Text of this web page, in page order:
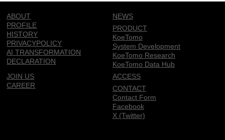
ABOUT
PROFILE
HISTORY
PRIVACYPOLICY
AI TRANSFORMATION
DECLARATION
NEWS
PRODUCT
KoeTomo
System Development
KoeTomo Research
KoeTomo Data Hub
JOIN US
CAREER
ACCESS
CONTACT
Contact Form
Facebook
X (Twitter)